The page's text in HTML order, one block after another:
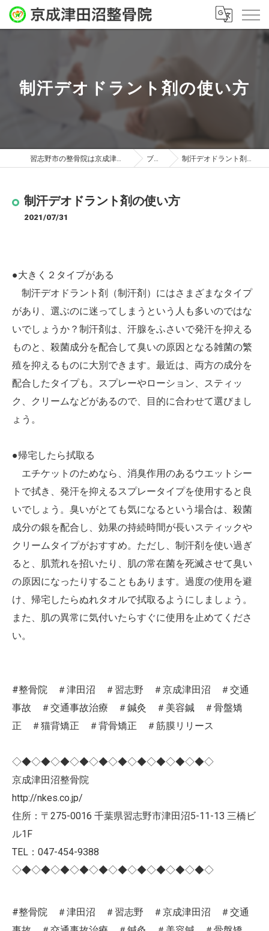
制汗デオドラント剤の使い方
習志野市の整骨院は京成津田沼整骨院 ブログ 制汗デオドラント剤の使い方
制汗デオドラント剤の使い方
2021/07/31
●大きく２タイプがある
制汗デオドラント剤（制汗剤）にはさまざまなタイプ
があり、選ぶのに迷ってしまうという人も多いのではな
いでしょうか？制汗剤は、汗腺をふさいで発汗を抑える
ものと、殺菌成分を配合して臭いの原因となる雑菌の繁
殖を抑えるものに大別できます。最近は、両方の成分を
配合したタイプも。スプレーやローション、スティッ
ク、クリームなどがあるので、目的に合わせて選びまし
ょう。
●帰宅したら拭取る
エチケットのためなら、消臭作用のあるウエットシー
トで拭き、発汗を抑えるスプレータイプを使用すると良
いでしょう。臭いがとても気になるという場合は、殺菌
成分の銀を配合し、効果の持続時間が長いスティックや
クリームタイプがおすすめ。ただし、制汗剤を使い過ぎ
ると、肌荒れを招いたり、肌の常在菌を死滅させて臭い
の原因になったりすることもあります。過度の使用を避
け、帰宅したらぬれタオルで拭取るようにしましょう。
また、肌の異常に気付いたらすぐに使用を止めてくださ
い。
#整骨院 ＃津田沼 ＃習志野 ＃京成津田沼 ＃交通
事故 ＃交通事故治療 ＃鍼灸 ＃美容鍼 ＃骨盤矯
正 ＃猫背矯正 ＃背骨矯正 ＃筋膜リリース
◇◆◇◆◇◆◇◆◇◆◇◆◇◆◇◆◇◆◇◆◇
京成津田沼整骨院
http://nkes.co.jp/
住所：〒275-0016 千葉県習志野市津田沼5-11-13 三橋ビ
ル1F
TEL：047-454-9388
◇◆◇◆◇◆◇◆◇◆◇◆◇◆◇◆◇◆◇◆◇
#整骨院 ＃津田沼 ＃習志野 ＃京成津田沼 ＃交通